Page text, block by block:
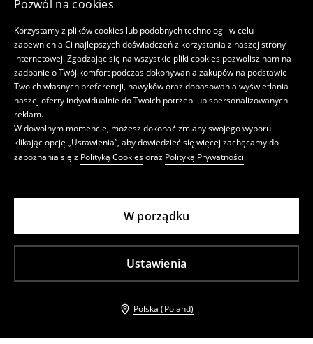
Pozwól na cookies
Korzystamy z plików cookies lub podobnych technologii w celu
zapewnienia Ci najlepszych doświadczeń z korzystania z naszej strony
internetowej. Zgadzając się na wszystkie pliki cookies pozwolisz nam na
zadbanie o Twój komfort podczas dokonywania zakupów na podstawie
Twoich własnych preferencji, nawyków oraz dopasowania wyświetlania
naszej oferty indywidualnie do Twoich potrzeb lub spersonalizowanych
reklam.
W dowolnym momencie, możesz dokonać zmiany swojego wyboru
klikając opcję „Ustawienia”, aby dowiedzieć się więcej zachęcamy do
zapoznania się z Polityką Cookiesoraz Polityką Prywatności.
Ustawienia
W porządku
Polska (Poland)